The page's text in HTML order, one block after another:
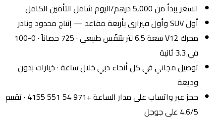
السعر يبدأ من 5,000 درهم/اليوم شامل التأمين الكامل
أول SUV وأول فيراري بأربعة مقاعد — إنتاج محدود ونادر
محرك V12 سعة 6.5 لتر بتنفّس طبيعي · 725 حصاناً · 0-100
في 3.3 ثانية
توصيل مجاني في كل أنحاء دبي خلال ساعة · خيارات بدون
وديعة
حجز عبر واتساب على مدار الساعة +971 54 551 4155 · تقييم
4.6/5 على جوجل